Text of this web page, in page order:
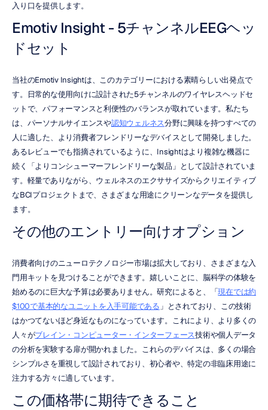
入り口を提供します。
Emotiv Insight - 5チャンネルEEGヘッ
ドセット
当社のEmotiv Insightは、このカテゴリーにおける素晴らしい出発点で
す。日常的な使用向けに設計された5チャンネルのワイヤレスヘッドセ
ットで、パフォーマンスと利便性のバランスが取れています。私たち
は、パーソナルサイエンスや認知ウェルネス分野に興味を持つすべての
人に適した、より消費者フレンドリーなデバイスとして開発しました。
あるレビューでも指摘されているように、Insightはより複雑な機器に
続く「よりコンシューマーフレンドリーな製品」として設計されていま
す。軽量でありながら、ウェルネスのエクササイズからクリエイティブ
なBCIプロジェクトまで、さまざまな用途にクリーンなデータを提供し
ます。
その他のエントリー向けオプション
消費者向けのニューロテクノロジー市場は拡大しており、さまざまな入
門用キットを見つけることができます。嬉しいことに、脳科学の体験を
始めるのに巨大な予算は必要ありません。研究によると、「現在では約
$100で基本的なユニットを入手可能である 」とされており、この技術
はかつてないほど身近なものになっています。これにより、より多くの
人々がブレイン・コンピューター・インターフェース技術や個人データ
の分析を実験する扉が開かれました。これらのデバイスは、多くの場合
シンプルさを重視して設計されており、初心者や、特定の非臨床用途に
注力する方々に適しています。
この価格帯に期待できること